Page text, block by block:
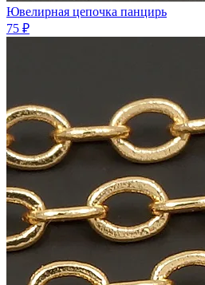
Ювелирная цепочка панцирь
75 ₽